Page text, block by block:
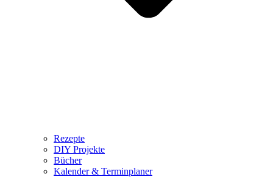
Rezepte
DIY Projekte
Bücher
Kalender & Terminplaner